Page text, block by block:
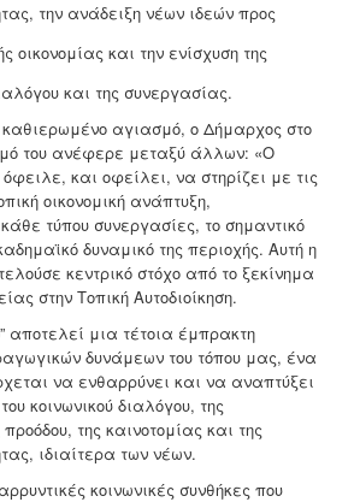
την ανάδειξη νέων ιδεών προς
οικονομίας και την ενίσχυση της
και της συνεργασίας.
αγιασμό, ο Δήμαρχος στο
του ανέφερε μεταξύ άλλων: «Ο
και οφείλει, να στηρίζει με τις
οικονομική ανάπτυξη,
τύπου συνεργασίες, το σημαντικό
δυναμικό της περιοχής. Αυτή η
κεντρικό στόχο από το ξεκίνημα
στην Τοπική Αυτοδιοίκηση.
αποτελεί μια τέτοια έμπρακτη
δυνάμεων του τόπου μας, ένα
να ενθαρρύνει και να αναπτύξει
κοινωνικού διαλόγου, της
της καινοτομίας και της
ιδιαίτερα των νέων.
κοινωνικές συνθήκες που